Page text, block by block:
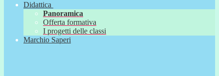
Didattica
Panoramica
Offerta formativa
I progetti delle classi
Marchio Saperi